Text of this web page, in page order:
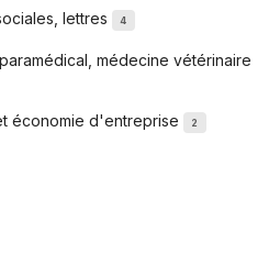
lettres 4
médecine vétérinaire
économie d'entreprise 2